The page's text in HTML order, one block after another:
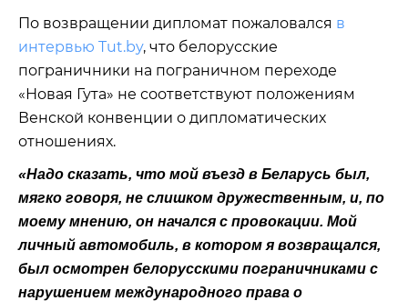
По возвращении дипломат пожаловался в
интервью Tut.by, что белорусские
пограничники на пограничном переходе
«Новая Гута» не соответствуют положениям
Венской конвенции о дипломатических
отношениях.
«Надо сказать, что мой въезд в Беларусь был,
мягко говоря, не слишком дружественным, и, по
моему мнению, он начался с провокации. Мой
личный автомобиль, в котором я возвращался,
был осмотрен белорусскими пограничниками с
нарушением международного права о